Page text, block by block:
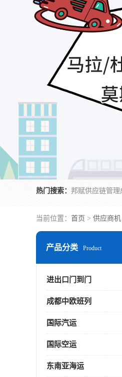
热门搜索：
当前位置： 首页 > 供应商机
产品分类 Product
进出口门到门
成都中欧班列
国际汽运
国际空运
东南亚海运